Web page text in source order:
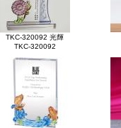
TKC-320092 光輝
TKC-320092